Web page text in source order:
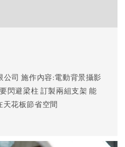
司 施作內容:電動背景攝影
閃避梁柱 訂製兩組支架 能
天花板節省空間